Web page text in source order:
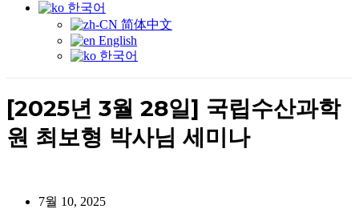
한국어
简体中文
English
한국어
[2025년 3월 28일] 국립수산과학
원 최보형 박사님 세미나
7월 10, 2025